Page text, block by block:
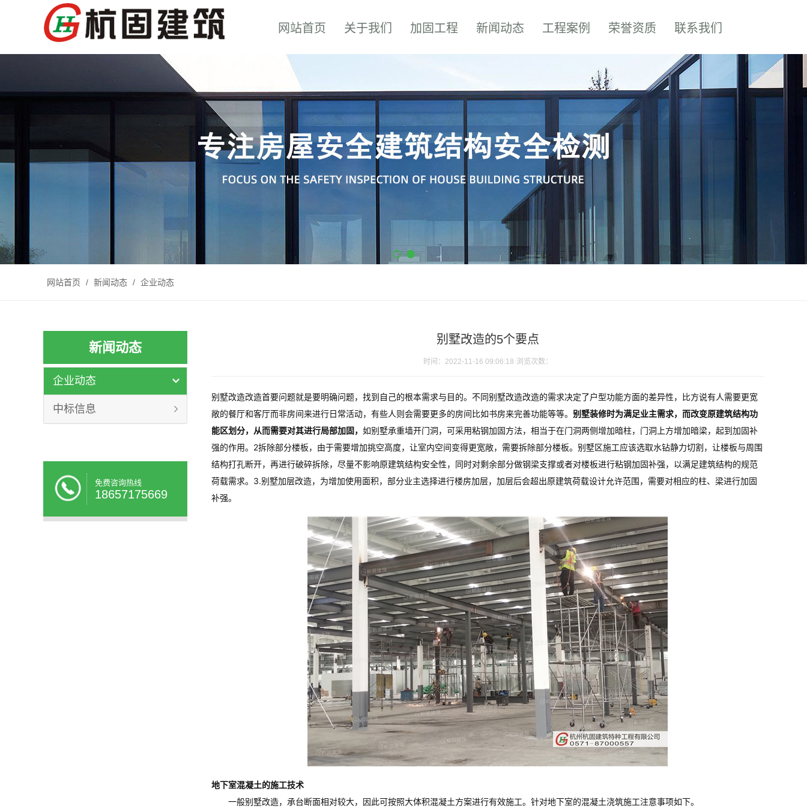
网站首页 关于我们 加固工程 新闻动态 工程案例 荣誉资质 联系我们
网站首页 / 新闻动态 / 企业动态
新闻动态
企业动态
中标信息
免费咨询热线
18657175669
别墅改造的5个要点
时间：2022-11-16 09:06:18 浏览次数：
别墅改造改造首要问题就是要明确问题，找到自己的根本需求与目的。不同别墅改造改造的需求决定了户型功能方面的差异性，比方说有人需要更宽
敞的餐厅和客厅而非房间来进行日常活动，有些人则会需要更多的房间比如书房来完善功能等等。 别墅装修时为满足业主需求，而改变原建筑结构功
能区划分，从而需要对其进行局部加固， 如别墅承重墙开门洞，可采用粘钢加固方法，相当于在门洞两侧增加暗柱，门洞上方增加暗梁，起到加固补
强的作用。2拆除部分楼板，由于需要增加挑空高度，让室内空间变得更宽敞，需要拆除部分楼板。别墅区施工应该选取水钻静力切割，让楼板与周围
结构打孔断开，再进行破碎拆除，尽量不影响原建筑结构安全性，同时对剩余部分做钢梁支撑或者对楼板进行粘钢加固补强，以满足建筑结构的规范
荷载需求。3.别墅加层改造，为增加使用面积，部分业主选择进行楼房加层，加层后会超出原建筑荷载设计允许范围，需要对相应的柱、梁进行加固
补强。
地下室混凝土的施工技术
一般别墅改造，承台断面相对较大，因此可按照大体积混凝土方案进行有效施工。针对地下室的混凝土浇筑施工注意事项如下。